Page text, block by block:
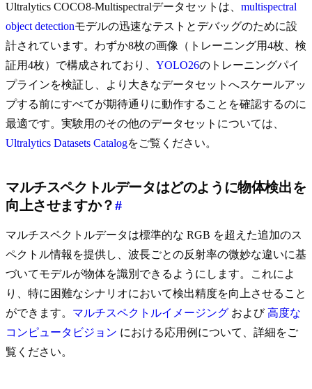
Ultralytics COCO8-Multispectralデータセットは、 multispectral
object detectionモデルの迅速なテストとデバッグのために設
計されています。わずか8枚の画像（トレーニング用4枚、検
証用4枚）で構成されており、 YOLO26のトレーニングパイ
プラインを検証し、より大きなデータセットへスケールアッ
プする前にすべてが期待通りに動作することを確認するのに
最適です。実験用のその他のデータセットについては、
Ultralytics Datasets Catalogをご覧ください。
マルチスペクトルデータはどのように物体検出を
向上させますか？#
マルチスペクトルデータは標準的な RGB を超えた追加のス
ペクトル情報を提供し、波長ごとの反射率の微妙な違いに基
づいてモデルが物体を識別できるようにします。これによ
り、特に困難なシナリオにおいて検出精度を向上させること
ができます。 マルチスペクトルイメージング および高度な
コンピュータビジョン における応用例について、詳細をご
覧ください。